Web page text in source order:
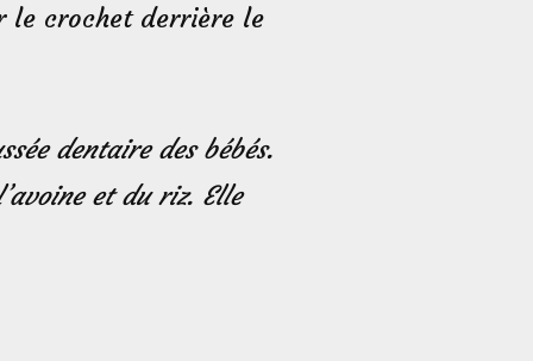
le crochet derrière le
dentaire des bébés.
et du riz. Elle